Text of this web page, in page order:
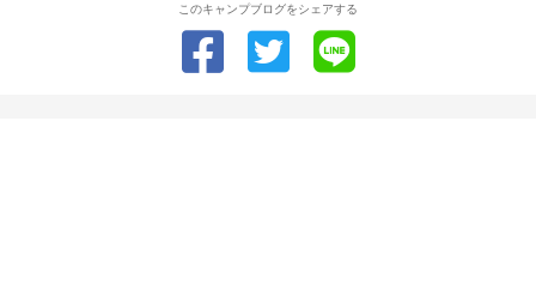
このキャンプブログをシェアする